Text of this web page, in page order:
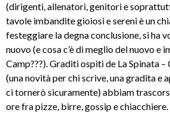
(dirigenti, allenatori, genitori e
tavole imbandite gioiosi e sereni è un
festeggiare la degna conclusione, si ha
nuovo (e cosa c’è di meglio del nuovo e
Camp???). Graditi ospiti de La Spinata
(una novità per chi scrive, una gradita e
ci tornerò sicuramente) abbiam
ore fra pizze, birre, gossip e